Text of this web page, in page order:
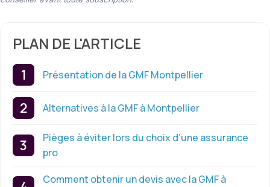
PLAN DE L'ARTICLE
Présentation de la GMF Montpellier
Alternatives à la GMF à Montpellier
Pièges à éviter lors du choix d’une assurance
pro
Comment obtenir un devis avec la GMF à